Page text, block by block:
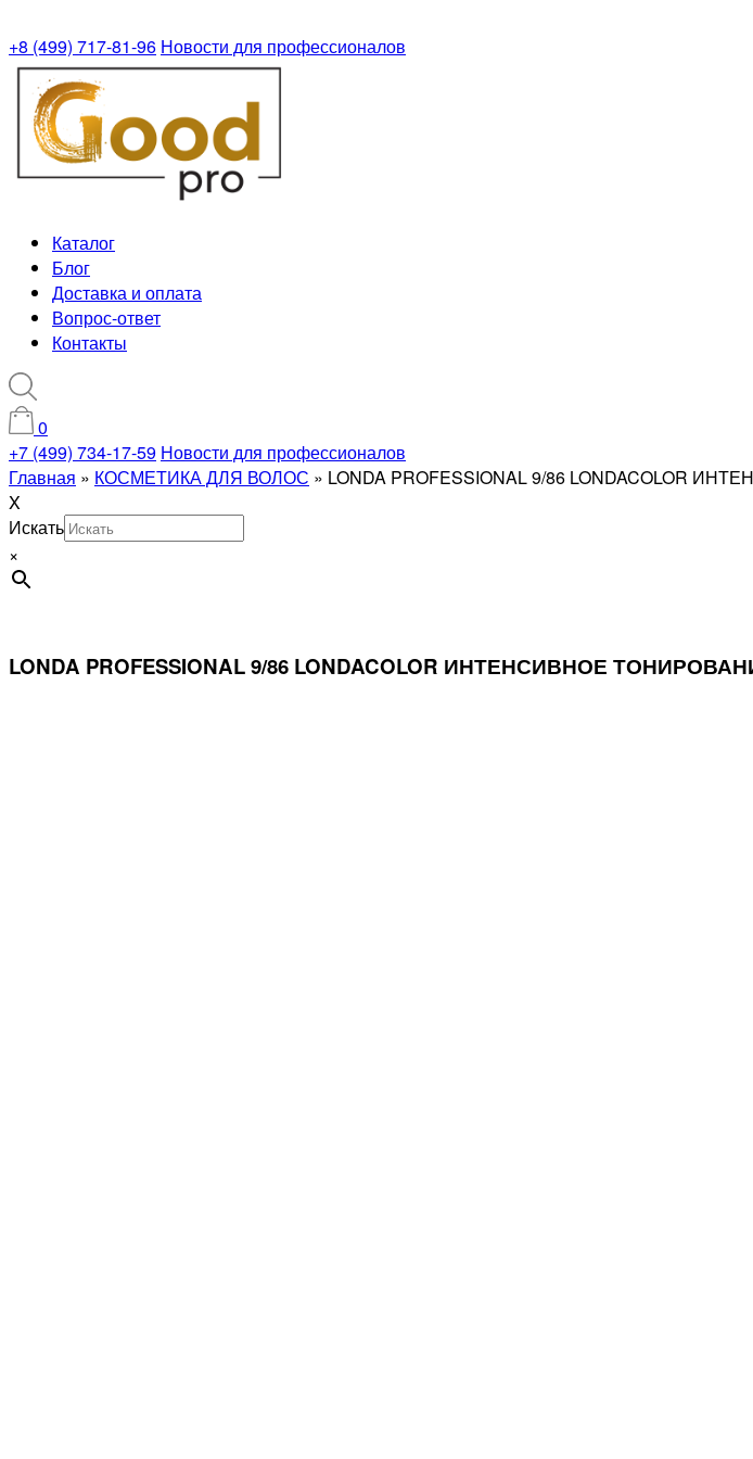
+8 (499) 717-81-96 Новости для профессионалов
Каталог
Блог
Доставка и оплата
Вопрос-ответ
Контакты
0
+7 (499) 734-17-59 Новости для профессионалов
Главная » КОСМЕТИКА ДЛЯ ВОЛОС » LONDA PROFESSIONAL 9/86
X
Искать
×
LONDA PROFESSIONAL 9/86 LONDACOLOR ИНТЕНСИВНОЕ